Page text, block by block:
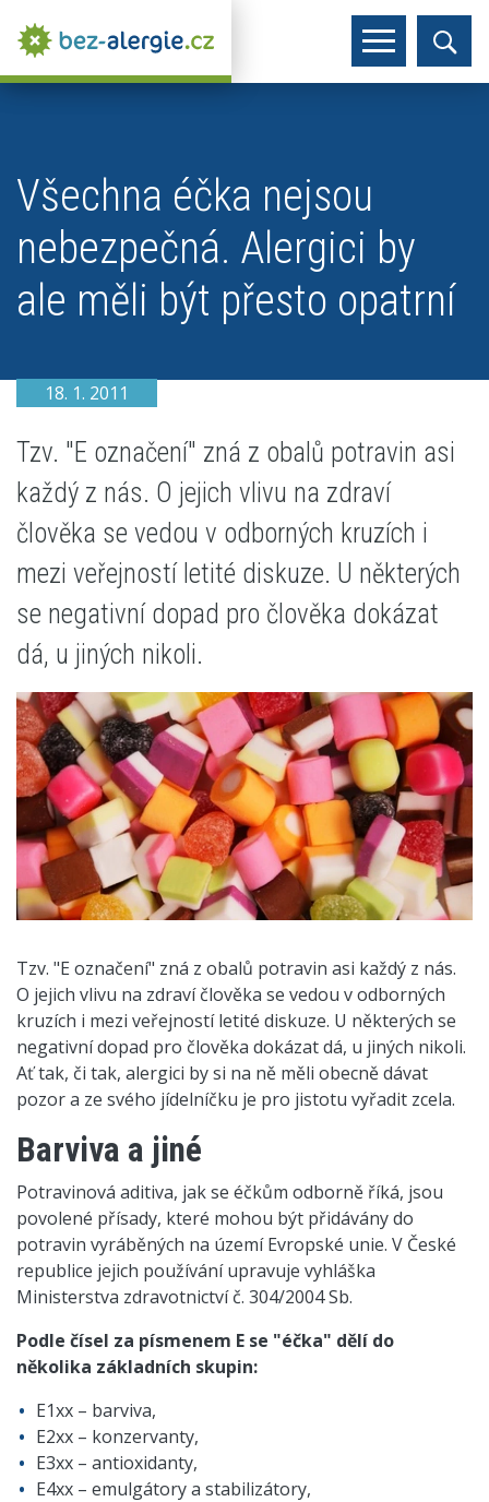
Všechna éčka nejsou
nebezpečná. Alergici by
ale měli být přesto opatrní
18. 1. 2011
Tzv. "E označení" zná z obalů potravin asi
každý z nás. O jejich vlivu na zdraví
člověka se vedou v odborných kruzích i
mezi veřejností letité diskuze. U některých
se negativní dopad pro člověka dokázat
dá, u jiných nikoli.
Tzv. "E označení" zná z obalů potravin asi každý z nás.
O jejich vlivu na zdraví člověka se vedou v odborných
kruzích i mezi veřejností letité diskuze. U některých se
negativní dopad pro člověka dokázat dá, u jiných nikoli.
Ať tak, či tak, alergici by si na ně měli obecně dávat
pozor a ze svého jídelníčku je pro jistotu vyřadit zcela.
Barviva a jiné
Potravinová aditiva, jak se éčkům odborně říká, jsou
povolené přísady, které mohou být přidávány do
potravin vyráběných na území Evropské unie. V České
republice jejich používání upravuje vyhláška
Ministerstva zdravotnictví č. 304/2004 Sb.
Podle čísel za písmenem E se "éčka" dělí do
několika základních skupin:
E1xx – barviva,
E2xx – konzervanty,
E3xx – antioxidanty,
E4xx – emulgátory a stabilizátory,